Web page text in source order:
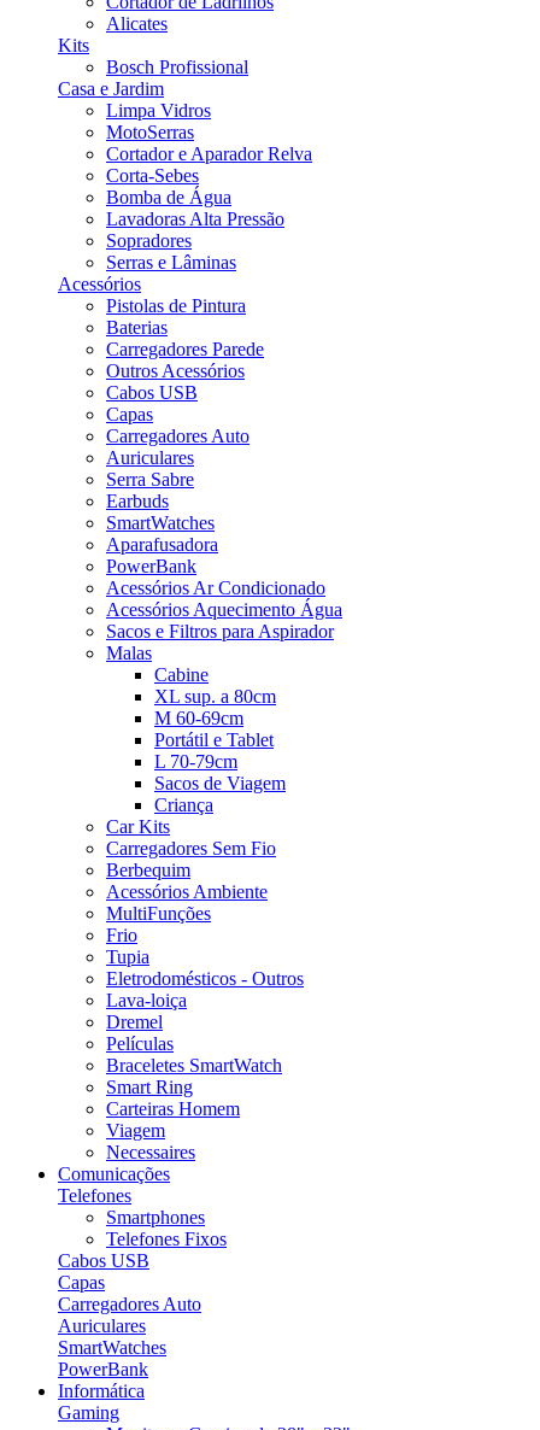
Alicates
Kits
Bosch Profissional
Casa e Jardim
Limpa Vidros
MotoSerras
Cortador e Aparador Relva
Corta-Sebes
Bomba de Água
Lavadoras Alta Pressão
Sopradores
Serras e Lâminas
Acessórios
Pistolas de Pintura
Baterias
Carregadores Parede
Outros Acessórios
Cabos USB
Capas
Carregadores Auto
Auriculares
Serra Sabre
Earbuds
SmartWatches
Aparafusadora
PowerBank
Acessórios Ar Condicionado
Acessórios Aquecimento Água
Sacos e Filtros para Aspirador
Malas
Cabine
XL sup. a 80cm
M 60-69cm
Portátil e Tablet
L 70-79cm
Sacos de Viagem
Criança
Car Kits
Carregadores Sem Fio
Berbequim
Acessórios Ambiente
MultiFunções
Frio
Tupia
Eletrodomésticos - Outros
Lava-loiça
Dremel
Películas
Braceletes SmartWatch
Smart Ring
Carteiras Homem
Viagem
Necessaires
Comunicações
Telefones
Smartphones
Telefones Fixos
Cabos USB
Capas
Carregadores Auto
Auriculares
SmartWatches
PowerBank
Informática
Gaming